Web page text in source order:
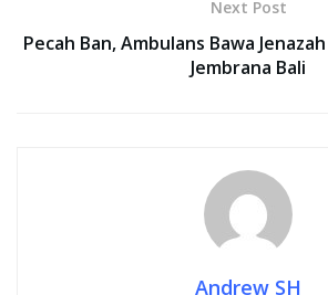
Next Post
Pecah Ban, Ambulans Bawa
Jembrana Bali
Andrew SH